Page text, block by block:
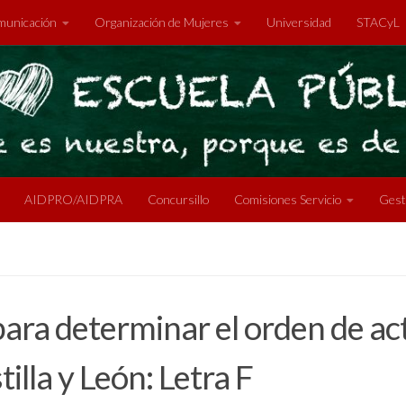
Organización de Mujeres Universidad STACyL
AIDPRO/AIDPRA Concursillo Comisiones Servicio
determinar el orden de
y León: Letra F